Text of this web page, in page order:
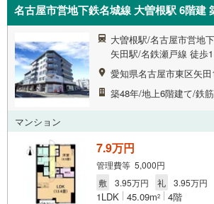
名古屋市営地下鉄名城線 大曽根駅 6階建
大曽根駅/名古屋市営地
矢田駅/名鉄瀬戸線 徒歩
愛知県名古屋市東区矢田
築48年/地上6階建て/鉄
マンション
7.9万円
管理費等 5,000円
敷
3.95万円 礼 3.95万円
1LDK 45.09m2 4階